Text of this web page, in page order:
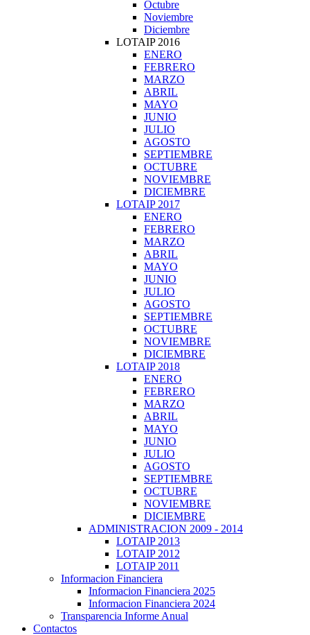
Octubre
Noviembre
Diciembre
LOTAIP 2016
ENERO
FEBRERO
MARZO
ABRIL
MAYO
JUNIO
JULIO
AGOSTO
SEPTIEMBRE
OCTUBRE
NOVIEMBRE
DICIEMBRE
LOTAIP 2017
ENERO
FEBRERO
MARZO
ABRIL
MAYO
JUNIO
JULIO
AGOSTO
SEPTIEMBRE
OCTUBRE
NOVIEMBRE
DICIEMBRE
LOTAIP 2018
ENERO
FEBRERO
MARZO
ABRIL
MAYO
JUNIO
JULIO
AGOSTO
SEPTIEMBRE
OCTUBRE
NOVIEMBRE
DICIEMBRE
ADMINISTRACION 2009 - 2014
LOTAIP 2013
LOTAIP 2012
LOTAIP 2011
Informacion Financiera
Informacion Financiera 2025
Informacion Financiera 2024
Transparencia Informe Anual
Contactos